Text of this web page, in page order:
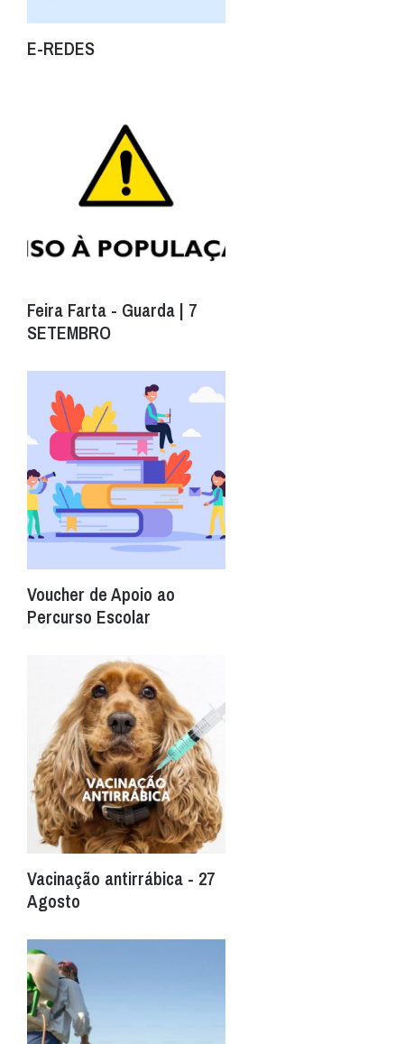
E-REDES
Feira Farta - Guarda | 7
SETEMBRO
Voucher de Apoio ao
Percurso Escolar
Vacinação antirrábica - 27
Agosto